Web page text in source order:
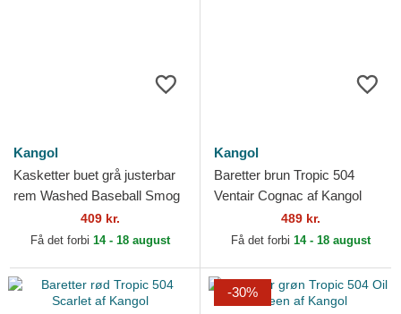
Kangol
Kasketter buet grå justerbar
rem Washed Baseball Smog
409 kr.
Få det forbi 14 - 18 august
Kangol
Baretter brun Tropic 504
Ventair Cognac af Kangol
489 kr.
Få det forbi 14 - 18 august
-30%